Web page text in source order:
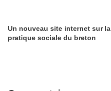
Un nouveau site internet sur la
pratique sociale du breton